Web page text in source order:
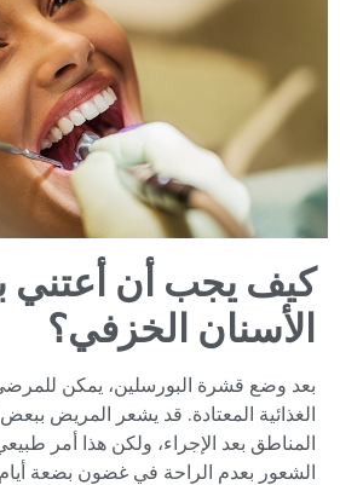
كيف يجب أن أعتني
الأسنان الخزفي؟
بعد وضع قشرة البورسلين، يمكن للمرضى
الغذائية المعتادة. قد يشعر المريض
المناطق بعد الإجراء، ولكن هذا أمر
الشعور بعدم الراحة في غضون بضعة